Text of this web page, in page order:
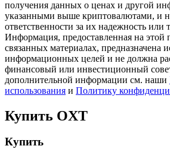
Авто Инвест
Получите долгосрочную прибыль
получения данных о ценах и другой
указанными выше криптовалютами, и
ответственности за их надежность или
Информация, предоставленная на
связанных материалах, предназначена
информационных целей и не должна
финансовый или инвестиционный
дополнительной информации см. наши
использования и Политику
Купить OXT
Купить